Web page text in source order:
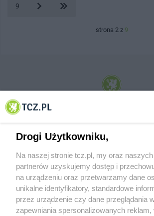
9
strona 2 z 9
© 2001-2026 Tczew - TCZ.PL Sp. z o.o. Internetowy
O FIRMIE POLITYKA PRYWATNOŚCI
Drogi Użytkowniku,
Na naszej stronie tcz.pl, my oraz
partnerów uzyskujemy dostęp i
na urządzeniu oraz przetwarzamy dane
unikalne identyfikatory, standardowe
przez urządzenie czy dane przeglądania
zapewniania spersonalizowanych reklam,